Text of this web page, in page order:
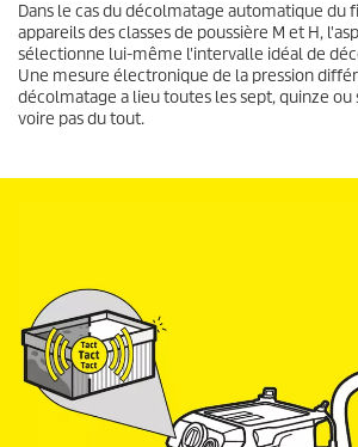
Dans le cas du décolmatage automatique du
appareils des classes de poussière M et H,
sélectionne lui-même l'intervalle idéal de
Une mesure électronique de la pression
décolmatage a lieu toutes les sept, quinze ou
voire pas du tout.